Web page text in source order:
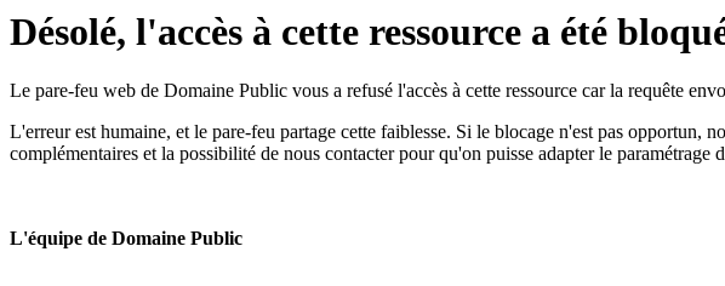
Désolé, l'accès à cette ressource a été
Le pare-feu web de Domaine Public vous a refusé l'accès à cette ressource car la requête
L'erreur est humaine, et le pare-feu partage cette faiblesse. Si le blocage n'est pas opportun,
complémentaires et la possibilité de nous contacter pour qu'on puisse adapter le paramétrage
L'équipe de Domaine Public